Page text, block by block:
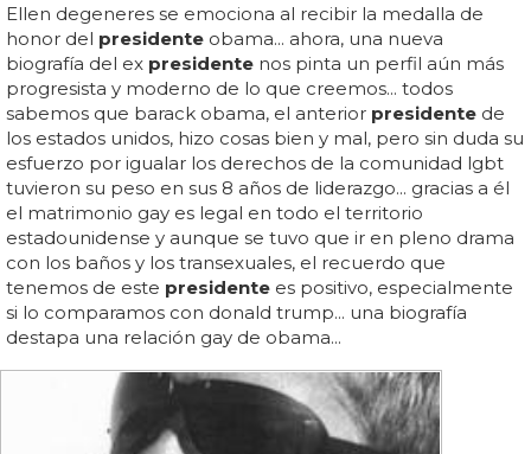
Ellen degeneres se emociona al recibir la medalla de
honor del presidente obama... ahora, una nueva
biografía del ex presidente nos pinta un perfil aún más
progresista y moderno de lo que creemos... todos
sabemos que barack obama, el anterior presidente de
los estados unidos, hizo cosas bien y mal, pero sin duda su
esfuerzo por igualar los derechos de la comunidad lgbt
tuvieron su peso en sus 8 años de liderazgo... gracias a él
el matrimonio gay es legal en todo el territorio
estadounidense y aunque se tuvo que ir en pleno drama
con los baños y los transexuales, el recuerdo que
tenemos de este presidente es positivo, especialmente
si lo comparamos con donald trump... una biografía
destapa una relación gay de obama...